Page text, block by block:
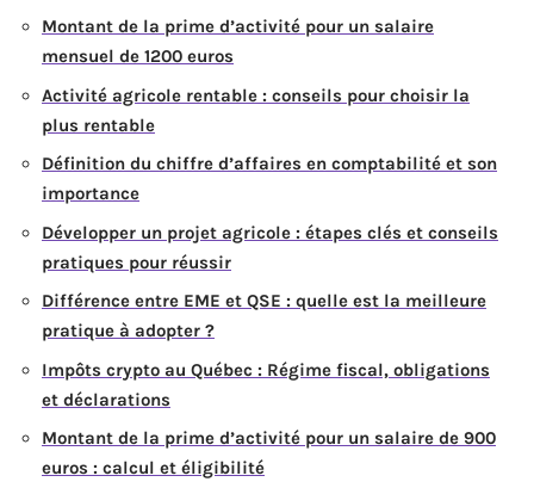
Montant de la prime d’activité pour un salaire
mensuel de 1200 euros
Activité agricole rentable : conseils pour choisir la
plus rentable
Définition du chiffre d’affaires en comptabilité et son
importance
Développer un projet agricole : étapes clés et conseils
pratiques pour réussir
Différence entre EME et QSE : quelle est la meilleure
pratique à adopter ?
Impôts crypto au Québec : Régime fiscal, obligations
et déclarations
Montant de la prime d’activité pour un salaire de 900
euros : calcul et éligibilité